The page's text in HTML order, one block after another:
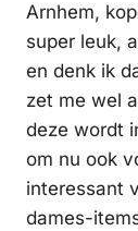
Arnhem,
super leuk,
en denk ik
zet me wel
deze wordt
om nu ook
interessant
dames-